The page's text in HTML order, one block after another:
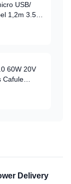
USB/
1,2m 3.5A
60W 20V
Cafule
Delivery